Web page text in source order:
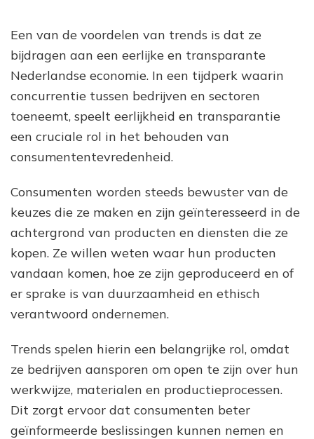
Een van de voordelen van trends is dat ze
bijdragen aan een eerlijke en transparante
Nederlandse economie. In een tijdperk waarin
concurrentie tussen bedrijven en sectoren
toeneemt, speelt eerlijkheid en transparantie
een cruciale rol in het behouden van
consumententevredenheid.
Consumenten worden steeds bewuster van de
keuzes die ze maken en zijn geïnteresseerd in de
achtergrond van producten en diensten die ze
kopen. Ze willen weten waar hun producten
vandaan komen, hoe ze zijn geproduceerd en of
er sprake is van duurzaamheid en ethisch
verantwoord ondernemen.
Trends spelen hierin een belangrijke rol, omdat
ze bedrijven aansporen om open te zijn over hun
werkwijze, materialen en productieprocessen.
Dit zorgt ervoor dat consumenten beter
geïnformeerde beslissingen kunnen nemen en